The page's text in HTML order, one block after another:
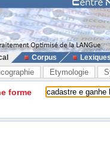
Corpus
Etymologie
forme